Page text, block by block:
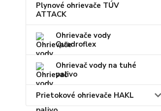
Plynové ohrievače TÚV
ATTACK
Ohrievače vody
Quadroflex
Ohrievač vody na tuhé
palivo
Prietokové ohrievače HAKL